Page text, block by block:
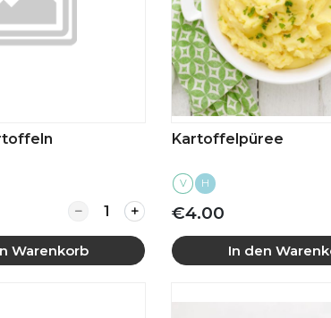
Quantity for Rosmarinkartoffeln
Warenkorb
Kartoffelpüree
V H
€4.00
In den